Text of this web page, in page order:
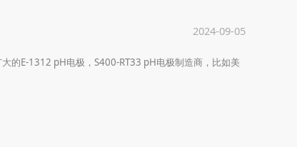
2024-09-05
的E-1312 pH电极，S400-RT33 pH电极制造商，比如美